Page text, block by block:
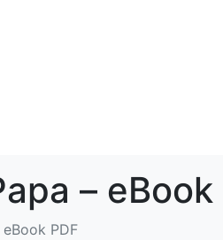
– eBook
PDF